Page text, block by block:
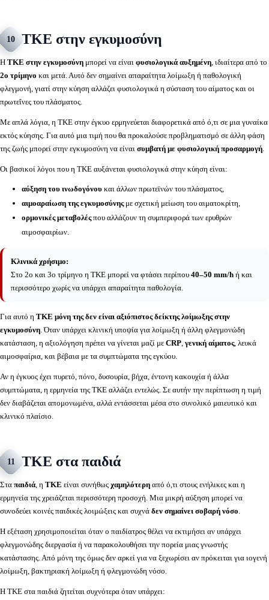
10 ΤΚΕ στην εγκυμοσύνη
Η ΤΚΕ στην εγκυμοσύνη μπορεί να είναι φυσιολογικά αυξημένη, ιδιαίτερα από το
2ο τρίμηνο και μετά. Αυτό δεν σημαίνει απαραίτητα λοίμωξη ή παθολογική
φλεγμονή, γιατί στην κύηση αλλάζει φυσιολογικά η σύσταση του αίματος και οι
πρωτεΐνες του πλάσματος.
Με απλά λόγια, η ΤΚΕ στην έγκυο ερμηνεύεται διαφορετικά από ό,τι σε μια γυναίκα
εκτός κύησης. Για αυτό μια τιμή που θα προκαλούσε προβληματισμό σε άλλη φάση
της ζωής μπορεί στην εγκυμοσύνη να είναι συμβατή με φυσιολογική προσαρμογή.
Οι βασικοί λόγοι που η ΤΚΕ αυξάνεται φυσιολογικά στην κύηση είναι:
αύξηση του ινωδογόνου και άλλων πρωτεϊνών του πλάσματος,
αιμοαραίωση της εγκυμοσύνηςμε σχετική μείωση του αιματοκρίτη,
ορμονικές μεταβολέςπου αλλάζουν τη συμπεριφορά των ερυθρών
αιμοσφαιρίων.
Κλινικά χρήσιμο:
Στο 2ο και 3ο τρίμηνο η ΤΚΕ μπορεί να φτάσει περίπου 40–50 mm/h ή και
περισσότερο χωρίς να υπάρχει απαραίτητα παθολογία.
Για αυτό η ΤΚΕ μόνη της δεν είναι αξιόπιστος δείκτης λοίμωξης στην
εγκυμοσύνη. Όταν υπάρχει κλινική υποψία για λοίμωξη ή άλλη φλεγμονώδη
κατάσταση, η αξιολόγηση πρέπει να γίνεται μαζί με CRP, γενική αίματος, λευκά
αιμοσφαίρια, και βέβαια με τα συμπτώματα της εγκύου.
Αν η έγκυος έχει πυρετό, πόνο, δυσουρία, βήχα, έντονη κακουχία ή άλλα
συμπτώματα, η ερμηνεία της ΤΚΕ αλλάζει εντελώς. Σε αυτήν την περίπτωση η τιμή
δεν διαβάζεται απομονωμένα, αλλά εντάσσεται μέσα στο συνολικό μαιευτικό και
κλινικό πλαίσιο.
11 ΤΚΕ στα παιδιά
Στα παιδιά, η ΤΚΕ είναι συνήθως χαμηλότερη από ό,τι στους ενήλικες και η
ερμηνεία της χρειάζεται περισσότερη προσοχή. Μια μικρή αύξηση μπορεί να
συνοδεύει κοινές παιδικές λοιμώξεις και συχνά δεν σημαίνει σοβαρή νόσο.
Η εξέταση χρησιμοποιείται όταν ο παιδίατρος θέλει να εκτιμήσει αν υπάρχει
φλεγμονώδης διεργασία ή να παρακολουθήσει την πορεία μιας γνωστής
κατάστασης. Από μόνη της όμως δεν αρκεί για να ξεχωρίσει αν πρόκειται για ιογενή
λοίμωξη, βακτηριακή λοίμωξη ή φλεγμονώδη νόσο.
Η ΤΚΕ στα παιδιά ζητείται συχνότερα όταν υπάρχει: